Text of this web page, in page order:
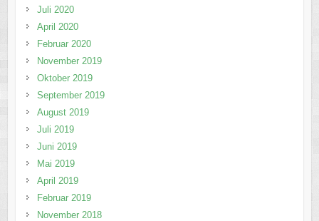
Juli 2020
April 2020
Februar 2020
November 2019
Oktober 2019
September 2019
August 2019
Juli 2019
Juni 2019
Mai 2019
April 2019
Februar 2019
November 2018